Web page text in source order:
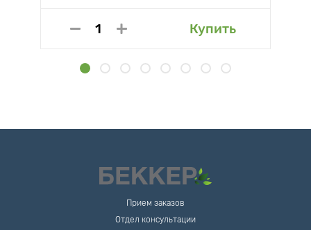
Купить
Прием заказов
Отдел консультации